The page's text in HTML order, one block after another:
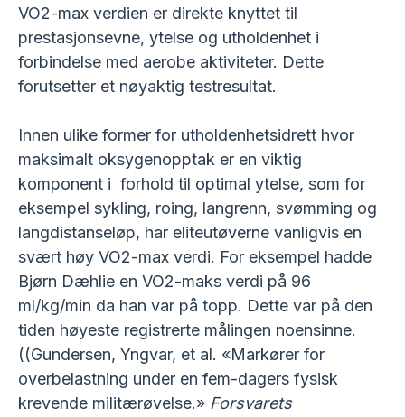
VO2-max verdien er direkte knyttet til
prestasjonsevne, ytelse og utholdenhet i
forbindelse med aerobe aktiviteter. Dette
forutsetter et nøyaktig testresultat.
Innen ulike former for utholdenhetsidrett hvor
maksimalt oksygenopptak er en viktig
komponent i forhold til optimal ytelse, som for
eksempel sykling, roing, langrenn, svømming og
langdistanseløp, har eliteutøverne vanligvis en
svært høy VO2-max verdi. For eksempel hadde
Bjørn Dæhlie en VO2-maks verdi på 96
ml/kg/min da han var på topp. Dette var på den
tiden høyeste registrerte målingen noensinne.
((Gundersen, Yngvar, et al. «Markører for
overbelastning under en fem-dagers fysisk
krevende militærøvelse.» Forsvarets